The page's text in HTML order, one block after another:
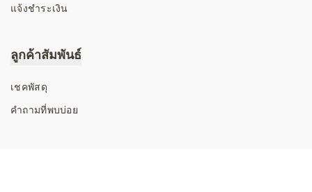
แจ้งชำระเงิน
ลูกค้าสัมพันธ์
เชคพัสดุ
คำถามที่พบบ่อย